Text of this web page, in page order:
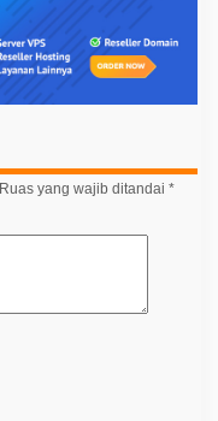
Ruas yang wajib ditandai *